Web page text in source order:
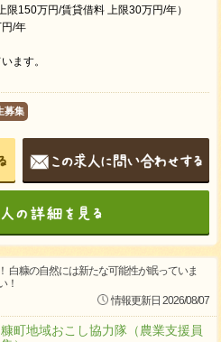
150万円/賃貸借料 上限30万円/年）
/年
ます。
募集
白糠の自然には新たな可能性が眠っていま
！
情報更新日 2026/08/07
町地域おこし協力隊（農業支援員